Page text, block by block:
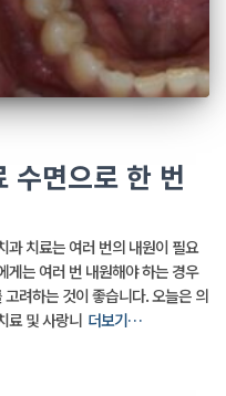
수면으로 한 번
치료는 여러 번의 내원이 필요
게는 여러 번 내원해야 하는 경우
려하는 것이 좋습니다. 오늘은 의
료 및 사랑니 더보기…